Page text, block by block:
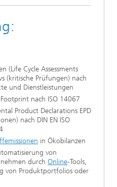
(Life Cycle Assessments
(kritische Prüfungen) nach
und Dienstleistungen
nach ISO 14067
Product Declarations EPD
nach DIN EN ISO
in Ökobilanzen
von
durch Online-Tools,
von Produktportfolios oder